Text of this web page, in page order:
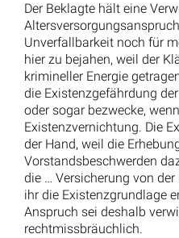
Der Beklagte hält eine
Unverfallbarkeit noch für
hier zu bejahen, weil der
krimineller Energie
die Existenzgefährdung
oder sogar bezwecke,
Existenzvernichtung. Die
der Hand, weil die
Vorstandsbeschwerden
die … Versicherung von
ihr die Existenzgrundlage
Anspruch sei deshalb
rechtmissbräuchlich.